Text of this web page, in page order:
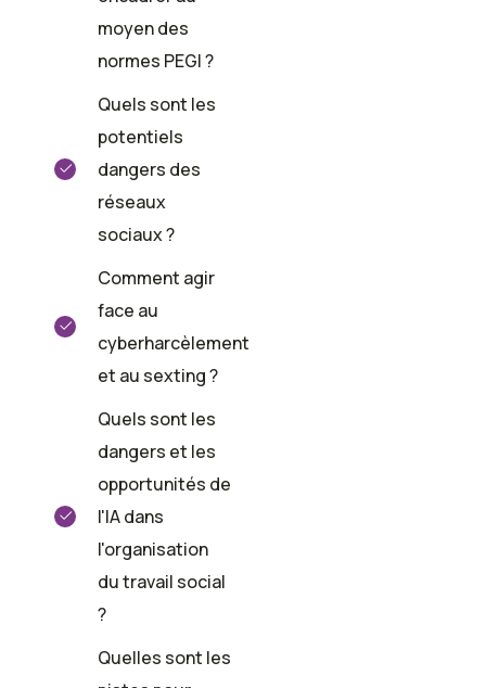
moyen des
normes PEGI ?
Quels sont les
potentiels
dangers des
réseaux
sociaux ?
Comment agir
face au
cyberharcèlement
et au sexting ?
Quels sont les
dangers et les
opportunités de
l'IA dans
l'organisation
du travail social
?
Quelles sont les